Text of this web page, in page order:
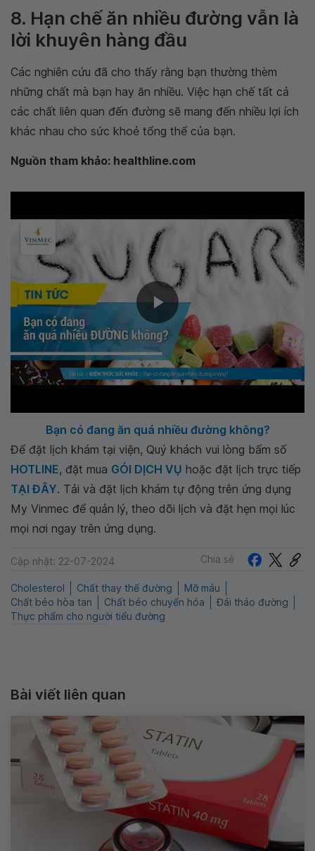
8. Hạn chế ăn nhiều đường vẫn là
lời khuyên hàng đầu
Các nghiên cứu đã cho thấy rằng bạn thường thèm
những chất mà bạn hay ăn nhiều. Việc hạn chế tất cả
các chất liên quan đến đường sẽ mang đến nhiều lợi ích
khác nhau cho sức khoẻ tổng thể của bạn.
Nguồn tham khảo: healthline.com
Bạn có đang ăn quá nhiều đường không?
Để đặt lịch khám tại viện, Quý khách vui lòng bấm số
HOTLINE, đặt mua GÓI DỊCH VỤ hoặc đặt lịch trực tiếp
TẠI ĐÂY. Tải và đặt lịch khám tự động trên ứng dụng
My Vinmec để quản lý, theo dõi lịch và đặt hẹn mọi lúc
mọi nơi ngay trên ứng dụng.
Cập nhật: 22-07-2024 Chia sẻ
Cholesterol Chất thay thế đường
Mỡ máu
Chất béo hòa tan
Chất béo chuyển hóa
Đái tháo đường
Thực phẩm cho người tiểu đường
Bài viết liên quan